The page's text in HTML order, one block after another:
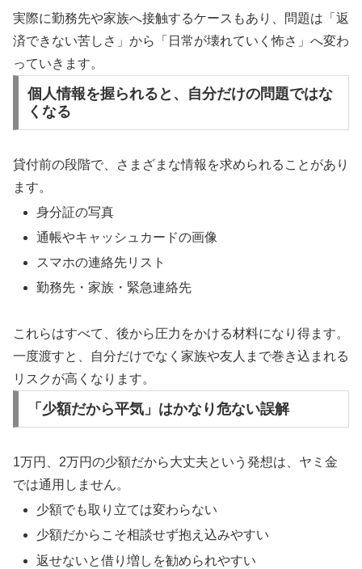
実際に勤務先や家族へ接触するケースもあり、問題は「返
済できない苦しさ」から「日常が壊れていく怖さ」へ変わ
っていきます。
個人情報を握られると、自分だけの問題ではな
くなる
貸付前の段階で、さまざまな情報を求められることがあり
ます。
身分証の写真
通帳やキャッシュカードの画像
スマホの連絡先リスト
勤務先・家族・緊急連絡先
これらはすべて、後から圧力をかける材料になり得ます。
一度渡すと、自分だけでなく家族や友人まで巻き込まれる
リスクが高くなります。
「少額だから平気」はかなり危ない誤解
1万円、2万円の少額だから大丈夫という発想は、ヤミ金
では通用しません。
少額でも取り立ては変わらない
少額だからこそ相談せず抱え込みやすい
返せないと借り増しを勧められやすい